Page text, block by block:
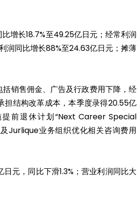
增长18.7%至49.25亿日元；经常利润
润同比增长88%至24.63亿日元；摊薄
销售佣金、广告及行政费用下降，经
担结构改革成本，本季度录得20.55亿
前退休计划“Next Career Special
Jurlique业务组织优化相关咨询费用
元，同比下滑1.3%；营业利润同比大